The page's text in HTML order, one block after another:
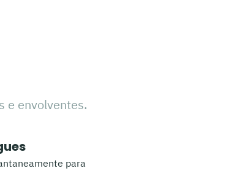
e envolventes.
para